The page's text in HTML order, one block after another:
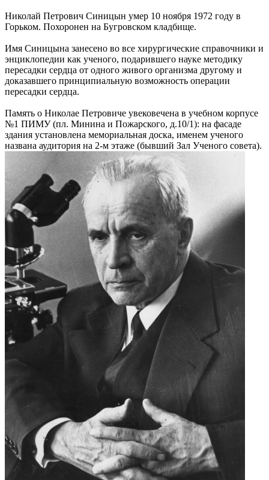
Николай Петрович Синицын умер 10 ноября 1972 году в
Горьком. Похоронен на Бугровском кладбище.
Имя Синицына занесено во все хирургические справочники и
энциклопедии как ученого, подарившего науке методику
пересадки сердца от одного живого организма другому и
доказавшего принципиальную возможность операции
пересадки сердца.
Память о Николае Петровиче увековечена в учебном корпусе
№1 ПИМУ (пл. Минина и Пожарского, д.10/1): на фасаде
здания установлена мемориальная доска, именем ученого
названа аудитория на 2-м этаже (бывший Зал Ученого совета).